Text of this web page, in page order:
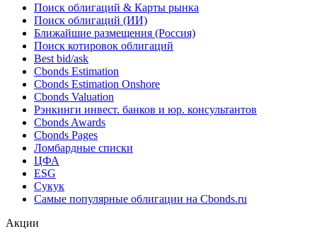
Поиск облигаций & Карты рынка
Поиск облигаций (ИИ)
Ближайшие размещения (Россия)
Поиск котировок облигаций
Best bid/ask
Cbonds Estimation
Cbonds Estimation Onshore
Cbonds Valuation
Рэнкинги инвест. банков и юр. консультантов
Cbonds Awards
Cbonds Pages
Ломбардные списки
ЦФА
ESG
Сукук
Самые популярные облигации на Cbonds.ru
Акции